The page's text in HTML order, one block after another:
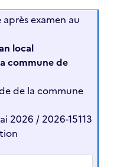
examen au
local
commune de
de la commune
2026 / 2026-15113